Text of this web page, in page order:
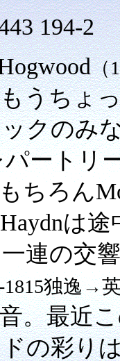
194-2
（
うちょ
クのみ
パートリ
ちろん
は
連の交
1815独逸→
。最近
の彩り